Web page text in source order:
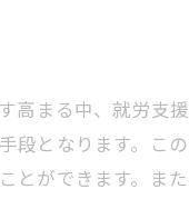
高まる中、就労支
段となります。こ
とができます。ま